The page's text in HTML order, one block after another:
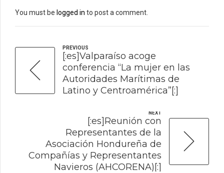
You must be logged in to post a comment.
PREVIOUS
[:es]Valparaíso acoge
conferencia “La mujer en las
Autoridades Marítimas de
Latino y Centroamérica”[:]
NEXT
[:es]Reunión con
Representantes de la
Asociación Hondureña de
Compañías y Representantes
Navieros (AHCORENA)[:]